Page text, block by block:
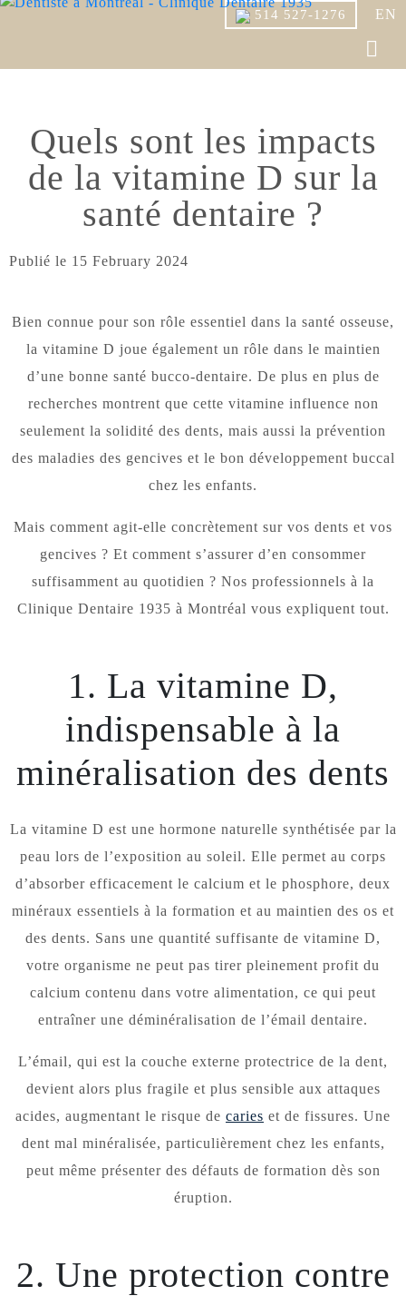
514 527-1276 EN
Quels sont les impacts
de la vitamine D sur la
santé dentaire ?
Publié le 15 February 2024
Bien connue pour son rôle essentiel dans la santé osseuse,
la vitamine D joue également un rôle dans le maintien
d’une bonne santé bucco-dentaire. De plus en plus de
recherches montrent que cette vitamine influence non
seulement la solidité des dents, mais aussi la prévention
des maladies des gencives et le bon développement buccal
chez les enfants.
Mais comment agit-elle concrètement sur vos dents et vos
gencives ? Et comment s’assurer d’en consommer
suffisamment au quotidien ? Nos professionnels à la
Clinique Dentaire 1935 à Montréal vous expliquent tout.
1. La vitamine D,
indispensable à la
minéralisation des dents
La vitamine D est une hormone naturelle synthétisée par la
peau lors de l’exposition au soleil. Elle permet au corps
d’absorber efficacement le calcium et le phosphore, deux
minéraux essentiels à la formation et au maintien des os et
des dents. Sans une quantité suffisante de vitamine D,
votre organisme ne peut pas tirer pleinement profit du
calcium contenu dans votre alimentation, ce qui peut
entraîner une déminéralisation de l’émail dentaire.
L’émail, qui est la couche externe protectrice de la dent,
devient alors plus fragile et plus sensible aux attaques
acides, augmentant le risque de caries et de fissures. Une
dent mal minéralisée, particulièrement chez les enfants,
peut même présenter des défauts de formation dès son
éruption.
2. Une protection contre